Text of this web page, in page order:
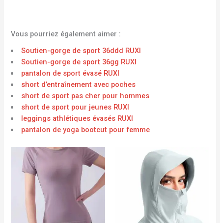
Vous pourriez également aimer :
Soutien-gorge de sport 36ddd RUXI
Soutien-gorge de sport 36gg RUXI
pantalon de sport évasé RUXI
short d’entraînement avec poches
short de sport pas cher pour hommes
short de sport pour jeunes RUXI
leggings athlétiques évasés RUXI
pantalon de yoga bootcut pour femme